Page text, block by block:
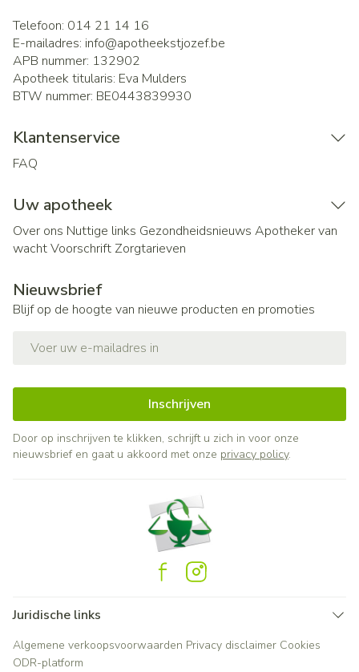
Telefoon: 014 21 14 16
E-mailadres: info@apotheekstjozef.be
APB nummer: 132902
Apotheek titularis: Eva Mulders
BTW nummer: BE0443839930
Klantenservice
FAQ
Uw apotheek
Over ons Nuttige links Gezondheidsnieuws Apotheker van
wachtVoorschrift Zorgtarieven
Nieuwsbrief
Blijf op de hoogte van nieuwe producten en promoties
Inschrijven
Door op inschrijven te klikken, schrijft u zich in voor onze
nieuwsbrief en gaat u akkoord met onze privacy policy.
Juridische links
Algemene verkoopsvoorwaarden Privacy disclaimer Cookies
ODR-platform